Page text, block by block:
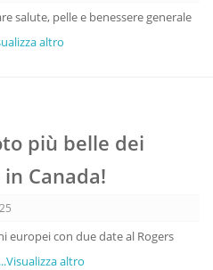
salute, pelle e benessere generale
altro
più belle dei
Canada!
europei con due date al Rogers
...Visualizza altro